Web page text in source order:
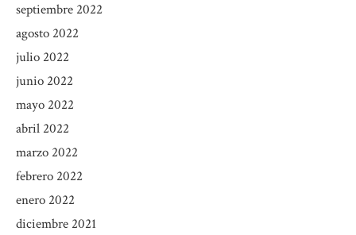
septiembre 2022
agosto 2022
julio 2022
junio 2022
mayo 2022
abril 2022
marzo 2022
febrero 2022
enero 2022
diciembre 2021